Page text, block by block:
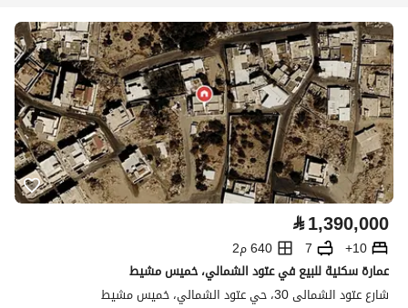
⃁1,390,000
10+
7
640 م2
عمارة سكنية للبيع في عتود الشمالي، خميس مشيط
شارع عتود الشمالى 30، حي عتود الشمالي، خميس مشيط